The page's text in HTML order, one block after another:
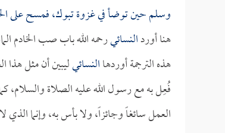
وسلم حين توضأ في غزوة تبوك، فمسح على
هنا أوردالنسائيرحمه الله باب صب الخادم
هذه الترجمة أوردهاالنسائيليبين أن مثل
فُعِل به مع رسول الله عليه الصلاة
العمل سائغاً وجائزاً، ولا بأس به، وإنما